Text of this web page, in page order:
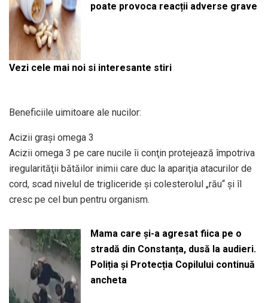
poate provoca reacții adverse grave
Vezi cele mai noi si interesante stiri
Beneficiile uimitoare ale nucilor:
Acizii graşi omega 3
Acizii omega 3 pe care nucile îi conţin protejează împotriva
iregularităţii bătăilor inimii care duc la apariţia atacurilor de
cord, scad nivelul de trigliceride şi colesterolul „rău“ şi îl
cresc pe cel bun pentru organism.
Mama care și-a agresat fiica pe o
stradă din Constanța, dusă la audieri.
Poliția și Protecția Copilului continuă
ancheta